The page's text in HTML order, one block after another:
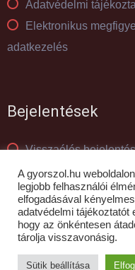
Adatvédelmi
Elektronikus
adatkezelés
Bejelentések
Visszaélés bejelentés
Panaszkezelés
© GYŐR-SZOL Zrt - 2010-
A gyorszol.hu
legjobb felhasználói
elfogadásával
adatvédelmi tájékoztatót
hogy az önkéntesen
tárolja visszavonásig.
Sütik beállítása